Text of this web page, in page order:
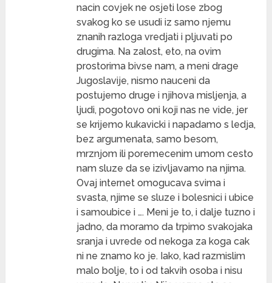
nacin covjek ne osjeti lose zbog
svakog ko se usudi iz samo njemu
znanih razloga vredjati i pljuvati po
drugima. Na zalost, eto, na ovim
prostorima bivse nam, a meni drage
Jugoslavije, nismo nauceni da
postujemo druge i njihova misljenja, a
ljudi, pogotovo oni koji nas ne vide, jer
se krijemo kukavicki i napadamo s ledja,
bez argumenata, samo besom,
mrznjom ili poremecenim umom cesto
nam sluze da se izivljavamo na njima.
Ovaj internet omogucava svima i
svasta, njime se sluze i bolesnici i ubice
i samoubice i …. Meni je to, i dalje tuzno i
jadno, da moramo da trpimo svakojaka
sranja i uvrede od nekoga za koga cak
ni ne znamo ko je. Iako, kad razmislim
malo bolje, to i od takvih osoba i nisu